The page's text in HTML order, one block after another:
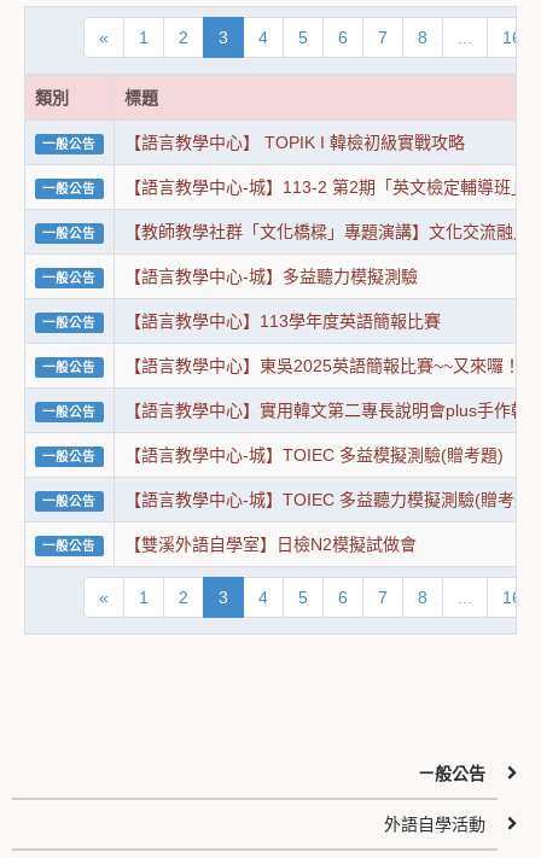
« 1 2 3 4 5 6 7 8 16
類別 標題
一般公告 【語言教學中心】 TOPIK I 韓檢初級實戰攻略
一般公告 【語言教學中心-城】113-2 第2期「英文檢定輔導班」
一般公告 【教師教學社群「文化橋樑」專題演講】文化交流融入
一般公告 【語言教學中心-城】多益聽力模擬測驗
一般公告 【語言教學中心】113學年度英語簡報比賽
一般公告 【語言教學中心】東吳2025英語簡報比賽~~又來囉！
一般公告 【語言教學中心】實用韓文第二專長說明會plus手作韓
一般公告 【語言教學中心-城】TOIEC 多益模擬測驗(贈考題)
一般公告 【語言教學中心-城】TOIEC 多益聽力模擬測驗(贈考題)
一般公告 【雙溪外語自學室】日檢N2模擬試做會
« 1 2 3 4 5 6 7 8 16
ㄧ般公告
外語自學活動